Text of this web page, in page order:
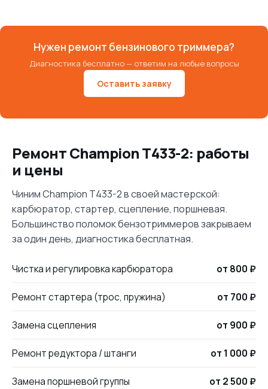
Нужен ремонт бензинового триммера?
Диагностика бесплатно — ответим на любые вопросы
Оставить заявку
Ремонт Champion T433-2: работы
и цены
Чиним Champion T433-2 в своей мастерской:
карбюратор, стартер, сцепление, поршневая.
Большинство поломок бензотриммеров закрываем
за один день, диагностика бесплатная.
Чистка и регулировка карбюратора от 800 ₽
Ремонт стартера (трос, пружина) от 700 ₽
Замена сцепления от 900 ₽
Ремонт редуктора / штанги от 1 000 ₽
Замена поршневой группы от 2 500 ₽